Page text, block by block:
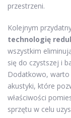
przestrzeni.
Kolejnym
technologię
wszystkim
się do czystszej i
Dodatkowo,
akustyki, które
właściwości
sprzętu w celu